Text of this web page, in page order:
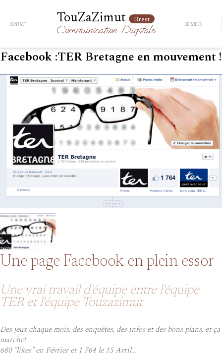
CONTACT TouZaZimut Brest
Communication Digitale SERVICES
Facebook :TER Bretagne en mouvement !
Une page Facebook en plein essor
Une vrai travail d'équipe entre l'équipe
TER et l'équipe Touzazimut
Des jeux chaque mois, des enquêtes, des infos et des bons plans, et ça
marche!
680 "likes" en Février et 1 764 le 15 Avril...